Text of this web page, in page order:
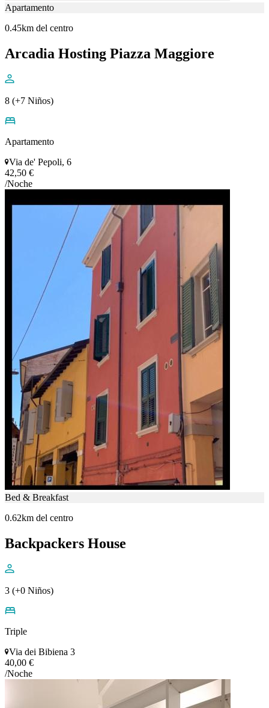
Apartamento
0.45km del centro
Arcadia Hosting Piazza Maggiore
8 (+7 Niños)
Apartamento
Via de' Pepoli, 6
42,50 €
/Noche
Bed & Breakfast
0.62km del centro
Backpackers House
3 (+0 Niños)
Triple
Via dei Bibiena 3
40,00 €
/Noche